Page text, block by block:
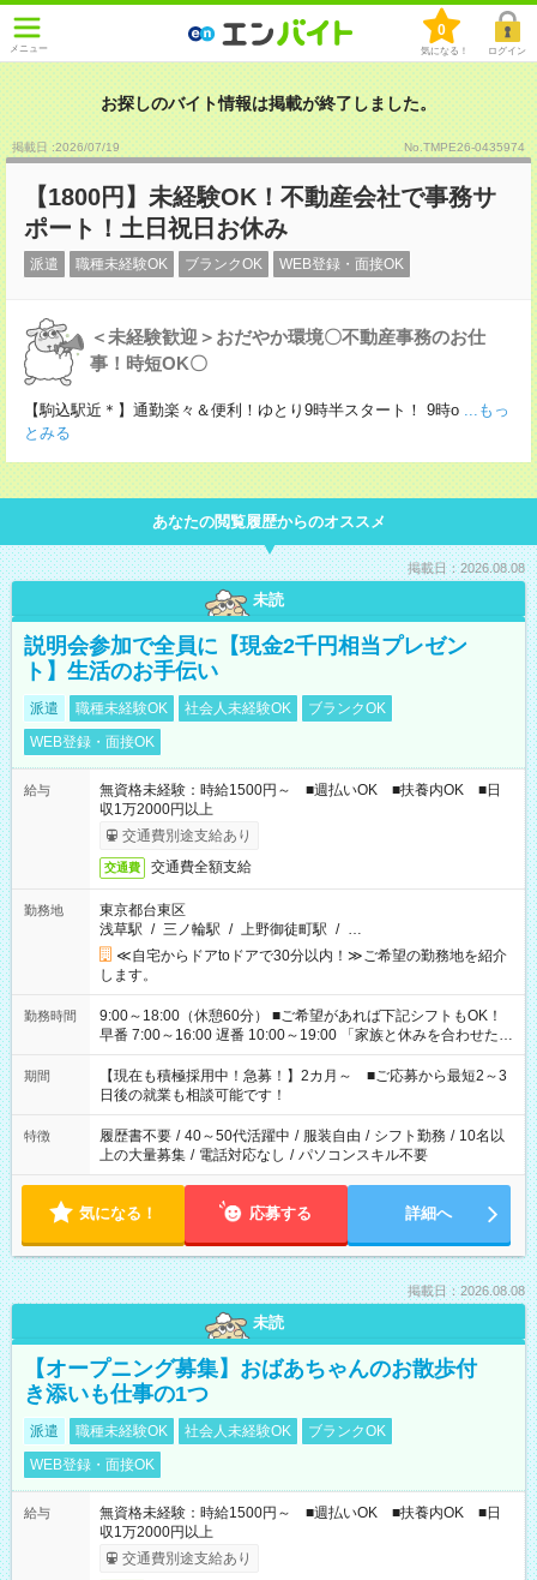
メニュー
0
気になる！ ログイン
お探しのバイト情報は掲載が終了しました。
掲載日 :2026/07/19 No.TMPE26-0435974
【1800円】未経験OK！不動産会社で事務サ
ポート！土日祝日お休み
派遣 職種未経験OK ブランクOK WEB登録・面接OK
＜未経験歓迎＞おだやか環境〇不動産事務のお仕
事！時短OK〇
【駒込駅近＊】通勤楽々＆便利！ゆとり9時半スタート！ 9時o ...もっ
とみる
あなたの閲覧履歴からのオススメ
掲載日：2026.08.08
未読
説明会参加で全員に【現金2千円相当プレゼン
ト】生活のお手伝い
派遣 職種未経験OK 社会人未経験OK
ブランクOK
WEB登録・面接OK
給与
無資格未経験：時給1500円～ ■週払いOK ■扶養内OK ■日
収1万2000円以上
交通費別途支給あり
交通費 交通費全額支給
勤務地
東京都台東区
浅草駅 / 三ノ輪駅 / 上野御徒町駅 / …
≪自宅からドアtoドアで30分以内！≫ご希望の勤務地を紹介
します。
勤務時間
9:00～18:00（休憩60分） ■ご希望があれば下記シフトもOK！
早番 7:00～16:00 遅番 10:00～19:00 「家族と休みを合わせた
い」 「余裕を持って夕飯の準備がしたい」 「できれば残業はし
たくない」 など、ご希望を教えてくださいね。 ※Wワーク希望
の方へ 今ご覧のお仕事で希望する勤務時間と、もう1つのお仕事
の勤務時間。 合計で週40時間を超える場合は応募できません。
期間
【現在も積極採用中！急募！】2カ月～ ■ご応募から最短2～3
日後の就業も相談可能です！
特徴 履歴書不要 / 40～50代活躍中 / 服装自由 / シフト勤務 / 10名以
上の大量募集 / 電話対応なし / パソコンスキル不要
気になる！ 応募する 詳細へ
掲載日：2026.08.08
未読
【オープニング募集】おばあちゃんのお散歩付
き添いも仕事の1つ
派遣 職種未経験OK 社会人未経験OK
ブランクOK
WEB登録・面接OK
給与
無資格未経験：時給1500円～ ■週払いOK ■扶養内OK ■日
収1万2000円以上
交通費別途支給あり